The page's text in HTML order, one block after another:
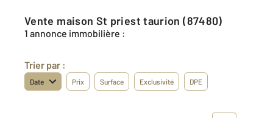
Vente maison St priest taurion (87480)
1 annonce immobilière :
Trier par :
Date Prix Surface Exclusivité DPE